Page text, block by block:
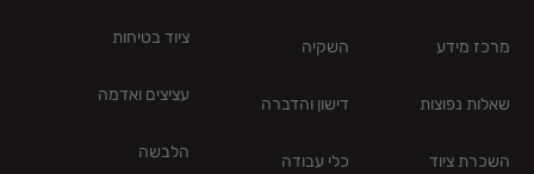
מרכז מידע
שאלות נפוצות
השכרת ציוד
השקיה
דישון והדברה
כלי עבודה
ציוד בטיחות
עציצים ואדמה
הלבשה